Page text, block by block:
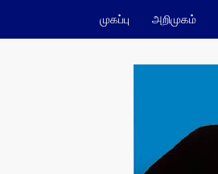
முகப்பு அறிமுகம்